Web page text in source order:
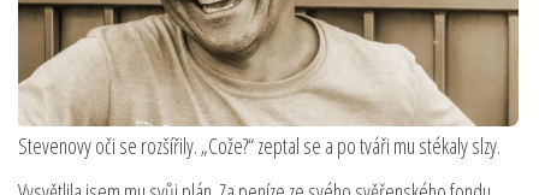
Stevenovy oči se rozšířily. „Cože?“ zeptal se a po tváři mu stékaly slzy.